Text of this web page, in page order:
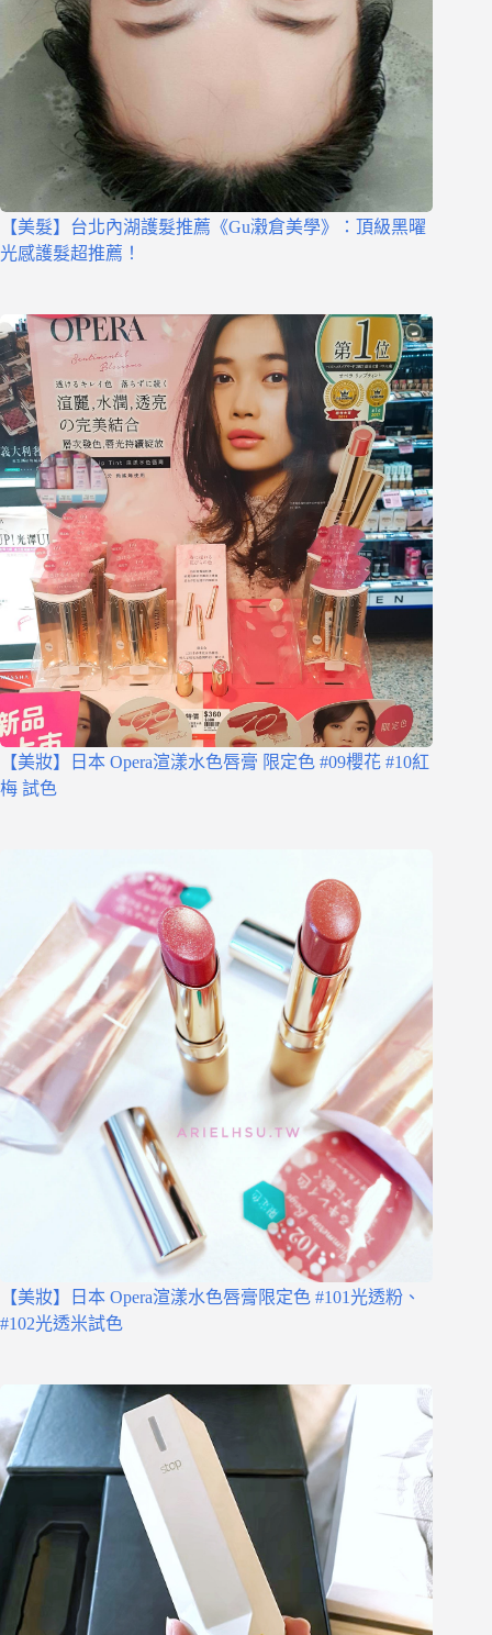
【美髮】台北內湖護髮推薦《Gu瀔倉美學》：頂級黑曜
光感護髮超推薦！
【美妝】日本 Opera渲漾水色唇膏 限定色 #09櫻花 #10紅
梅 試色
【美妝】日本 Opera渲漾水色唇膏限定色 #101光透粉、
#102光透米試色